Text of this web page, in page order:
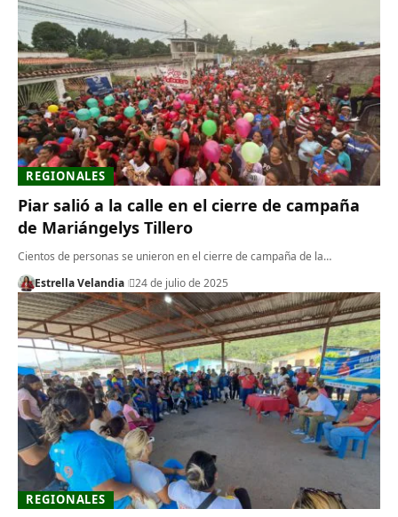
REGIONALES
Piar salió a la calle en el cierre de campaña
de Mariángelys Tillero
Cientos de personas se unieron en el cierre de campaña de la…
Estrella Velandia
24 de julio de 2025
REGIONALES